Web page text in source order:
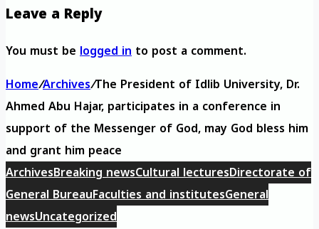
Leave a Reply
You must belogged into post a comment.
Home/Archives/The President of Idlib University, Dr.
Ahmed Abu Hajar, participates in a conference in
support of the Messenger of God, may God bless him
and grant him peace
ArchivesBreaking newsCultural lecturesDirectorate of
General BureauFaculties and institutesGeneral
newsUncategorized